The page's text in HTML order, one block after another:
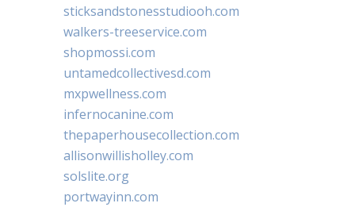
sticksandstonesstudiooh.com
walkers-treeservice.com
shopmossi.com
untamedcollectivesd.com
mxpwellness.com
infernocanine.com
thepaperhousecollection.com
allisonwillisholley.com
solslite.org
portwayinn.com